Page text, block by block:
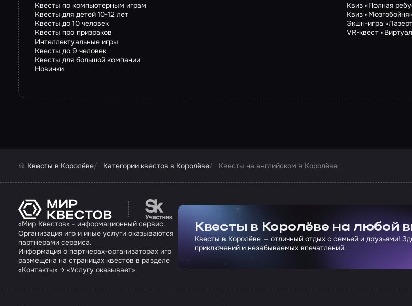
Квесты по компьютерным играм
Квесты для детей 10-12 лет
Квесты до 10 человек
Квесты про призраков
Интеллектуальные игры
Квесты до 9 человек
Квесты для большой компании
Новинки
Квиз «Полная
Квиз «Мозгобойня»
Экшн-игра
VR-квест
Квесты в Королёве Категории квестов в Королёве Квесты на английском в Королёве
Перейти на сайт партнера Сколково
«Мир Квестов» - информационный сервис.
Организация игр и иные услуги оказываются
партнерами сервиса.
Информация о партнерах-организаторах игр
размещена на страницах квестов в разделе
«Контакты» → «Услугу оказывает».
Квесты в Королёве на любой
Квесты в Королёве — отличный отдых с семьей и друзьями!
приключений и незабываемых впечатлений.